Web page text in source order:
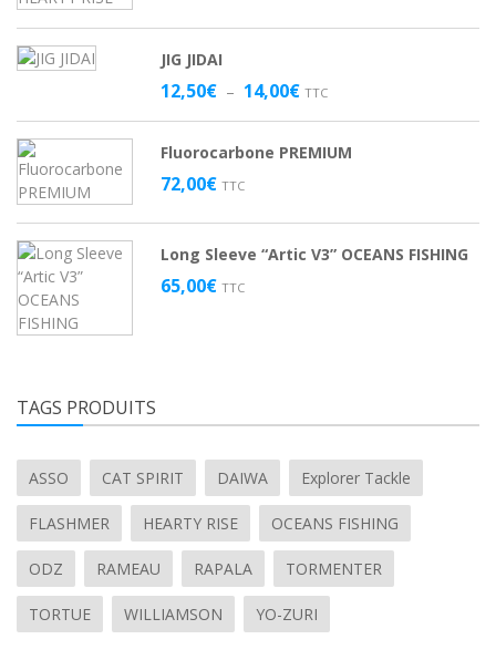
JIG JIDAI
12,50€ – 14,00€Plage
12,50€
TTC
Fluorocarbone PREMIUM
72,00€ TTC
Long Sleeve “Artic V3” OCEANS FISHING
65,00€ TTC
TAGS PRODUITS
ASSO CAT SPIRIT DAIWA Explorer Tackle
FLASHMER HEARTY RISE OCEANS FISHING
ODZ RAMEAU RAPALA TORMENTER
TORTUE WILLIAMSON YO-ZURI